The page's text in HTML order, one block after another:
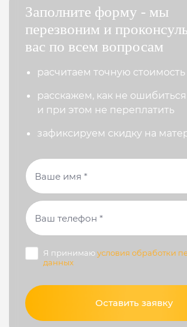
Входная дверь
Металлическая дверь
Два контура уплотнения
Комплектующие
изготовления
Москитные сетки
Монтажные пластины, анкеры,
гидроизоляционная лента и
Приемка инженером технического надзора
Заполните форму - мы
перезвоним и
вас по всем вопросам
раcчитаем точную
расскажем, как не
и при этом не переплатить
зафиксируем скидку на
Я принимаюусловия обработки
данных
Оставить заявку